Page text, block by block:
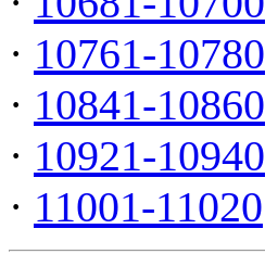
· 10761-10780
· 10841-10860
· 10921-10940
· 11001-11020